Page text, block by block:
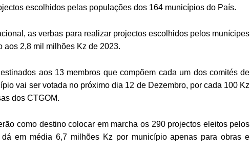
escolhidos pelas populações dos 164 municípios do País.
as verbas para realizar projectos escolhidos pelos munícipes
aos 2,8 mil milhões Kz de 2023.
aos 13 membros que compõem cada um dos comités de
vai ser votada no próximo dia 12 de Dezembro, por cada 100 Kz
dos CTGOM.
como destino colocar em marcha os 290 projectos eleitos pelos
em média 6,7 milhões Kz por município apenas para obras e